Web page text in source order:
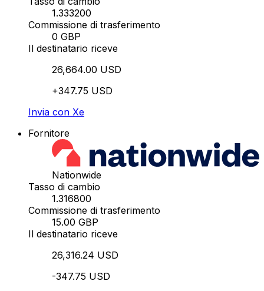
1.333200
Commissione di trasferimento
0 GBP
Il destinatario riceve
26,664.00 USD
+347.75 USD
Invia con Xe
Fornitore
Nationwide
Tasso di cambio
1.316800
Commissione di trasferimento
15.00 GBP
Il destinatario riceve
26,316.24 USD
-347.75 USD